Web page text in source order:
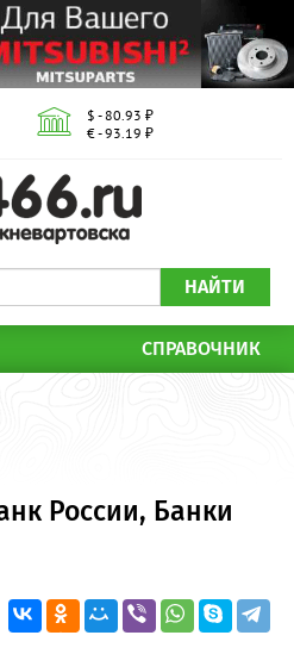
$ - 80.93 ₽
€ - 93.19 ₽
НАЙТИ
СПРАВОЧНИК
России, Банки